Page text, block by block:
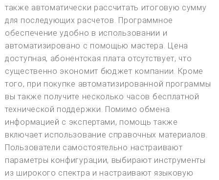
также автоматически рассчитать итоговую сумму
для последующих расчетов. Программное
обеспечение удобно в использовании и
автоматизировано с помощью мастера. Цена
доступная, абонентская плата отсутствует, что
существенно экономит бюджет компании. Кроме
того, при покупке автоматизированной программы
вы также получите несколько часов бесплатной
технической поддержки. Помимо обмена
информацией с экспертами, помощь также
включает использование справочных материалов.
Пользователи самостоятельно настраивают
параметры конфигурации, выбирают инструменты
из широкого спектра и настраивают языковую